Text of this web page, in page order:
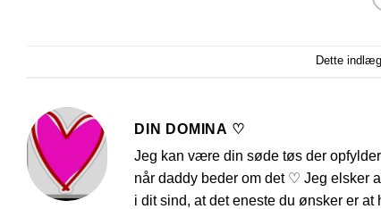
Dette
DIN DOMINA ♡
Jeg kan være din søde tøs der
når daddy beder om det ♡ Jeg elsker
i dit sind, at det eneste du ønsker er